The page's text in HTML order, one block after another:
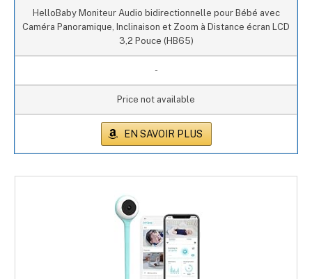
HelloBaby Moniteur Audio bidirectionnelle pour Bébé avec
Caméra Panoramique, Inclinaison et Zoom à Distance écran LCD
3,2 Pouce (HB65)
-
Price not available
EN SAVOIR PLUS